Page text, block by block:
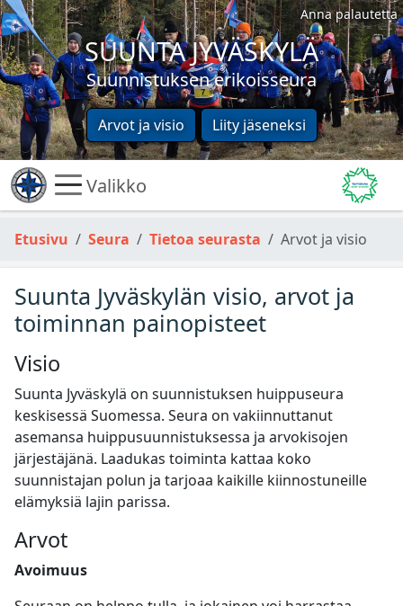
SUUNTA JYVÄSKYLÄ
Suunnistuksen erikoisseura
Arvot ja visio Liity jäseneksi
Anna palautetta
Valikko
Etusivu Seura Tietoa seurasta Arvot ja visio
Suunta Jyväskylän visio, arvot ja
toiminnan painopisteet
Visio
Suunta Jyväskylä on suunnistuksen huippuseura
keskisessä Suomessa. Seura on vakiinnuttanut
asemansa huippusuunnistuksessa ja arvokisojen
järjestäjänä. Laadukas toiminta kattaa koko
suunnistajan polun ja tarjoaa kaikille kiinnostuneille
elämyksiä lajin parissa.
Arvot
Avoimuus